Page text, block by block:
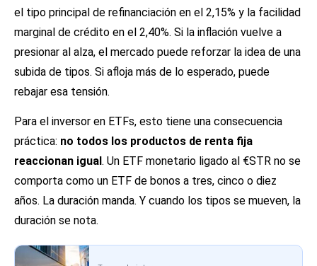
el tipo principal de refinanciación en el 2,15% y la facilidad
marginal de crédito en el 2,40%. Si la inflación vuelve a
presionar al alza, el mercado puede reforzar la idea de una
subida de tipos. Si afloja más de lo esperado, puede
rebajar esa tensión.
Para el inversor en ETFs, esto tiene una consecuencia
práctica: no todos los productos de renta fija
reaccionan igual. Un ETF monetario ligado al €STR no se
comporta como un ETF de bonos a tres, cinco o diez
años. La duración manda. Y cuando los tipos se mueven, la
duración se nota.